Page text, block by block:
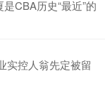
CBA历史“最近”的
实控人翁先定被留